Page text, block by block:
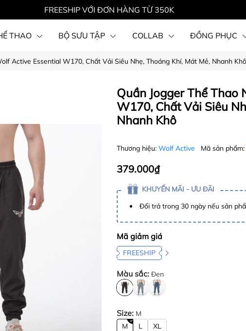
FREESHIP VỚI ĐƠN HÀNG TỪ 350K
THAO BỘ SƯU TẬP COLLAB ĐỒNG PHỤC
Active Essential W170, Chất Vải Siêu Nhẹ, Thoáng Khí, Mát Mẻ, Nhanh Khô
Quần Jogger Thể Thao
W170, Chất Vải Siêu
Nhanh Khô
Thương hiệu: Wolf Active Mã sản phẩm:
379.000₫
KHUYẾN MÃI - ƯU ĐÃI
Đổi trả trong 30 ngày nếu sản
Mã giảm giá
FREESHIP
Màu sắc: Đen
Size: M
M L XL